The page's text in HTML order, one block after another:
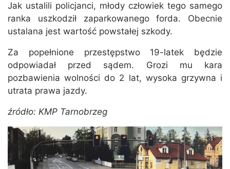
Jak ustalili policjanci, młody człowiek tego samego
ranka uszkodził zaparkowanego forda. Obecnie
ustalana jest wartość powstałej szkody.
Za popełnione przestępstwo 19-latek będzie
odpowiadał przed sądem. Grozi mu kara
pozbawienia wolności do 2 lat, wysoka grzywna i
utrata prawa jazdy.
źródło: KMP Tarnobrzeg